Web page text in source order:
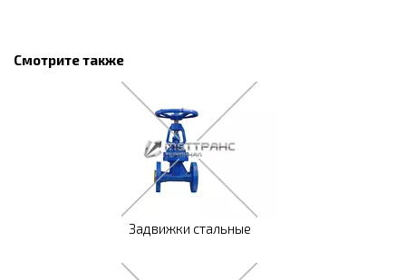
Смотрите также
Задвижки стальные